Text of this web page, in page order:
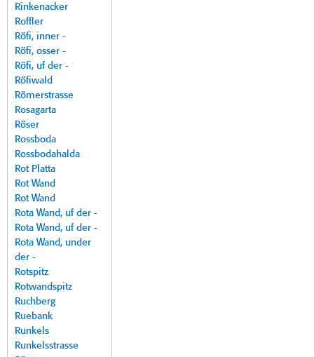
Rinkenacker
Roffler
Röfi, inner -
Röfi, osser -
Röfi, uf der -
Röfiwald
Römerstrasse
Rosagarta
Röser
Rossboda
Rossbodahalda
Rot Platta
Rot Wand
Rot Wand
Rota Wand, uf der -
Rota Wand, uf der -
Rota Wand, under
der -
Rotspitz
Rotwandspitz
Ruchberg
Ruebank
Runkels
Runkelsstrasse